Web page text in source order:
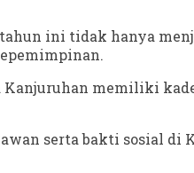
ini tidak hanya
memiliki
serta bakti sosial di